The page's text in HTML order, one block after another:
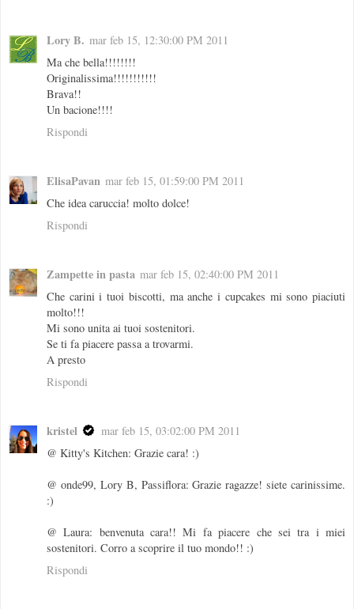
Lory B. mar feb 15, 12:30:00 PM 2011
Ma che bella!!!!!!!!
Originalissima!!!!!!!!!!!
Brava!!
Un bacione!!!!
Rispondi
ElisaPavan mar feb 15, 01:59:00 PM 2011
Che idea caruccia! molto dolce!
Rispondi
Zampette in pasta mar feb 15, 02:40:00 PM 2011
Che carini i tuoi biscotti, ma anche i cupcakes mi sono piaciuti
molto!!!
Mi sono unita ai tuoi sostenitori.
Se ti fa piacere passa a trovarmi.
A presto
Rispondi
kristel
mar feb 15, 03:02:00 PM 2011
@ Kitty's Kitchen: Grazie cara! :)
@ onde99, Lory B, Passiflora: Grazie ragazze! siete carinissime.
:)
@ Laura: benvenuta cara!! Mi fa piacere che sei tra i miei
sostenitori. Corro a scoprire il tuo mondo!! :)
Rispondi